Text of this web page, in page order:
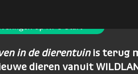
op NPO Start
in de dierentuinis terug
dieren vanuit